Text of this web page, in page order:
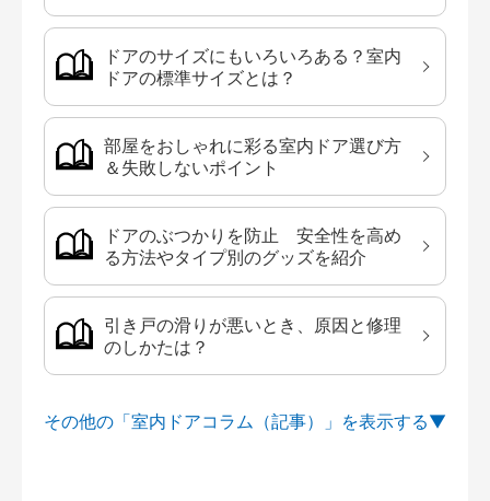
ドアのサイズにもいろいろある？室内
ドアの標準サイズとは？
部屋をおしゃれに彩る室内ドア選び方
＆失敗しないポイント
ドアのぶつかりを防止 安全性を高め
る方法やタイプ別のグッズを紹介
引き戸の滑りが悪いとき、原因と修理
のしかたは？
その他の「室内ドアコラム（記事）」を